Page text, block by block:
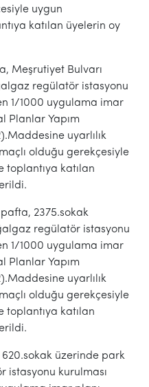
uygun
katılan üyelerin oy
Meşrutiyet Bulvarı
regülatör istasyonu
1/1000 uygulama imar
Planlar Yapım
uyarlılık
olduğu gerekçesiyle
katılan
2375.sokak
regülatör istasyonu
1/1000 uygulama imar
Planlar Yapım
uyarlılık
olduğu gerekçesiyle
katılan
üzerinde park
istasyonu kurulması